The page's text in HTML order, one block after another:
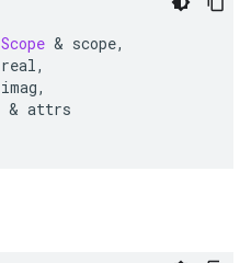
Scope & scope,
real,
imag,
& attrs